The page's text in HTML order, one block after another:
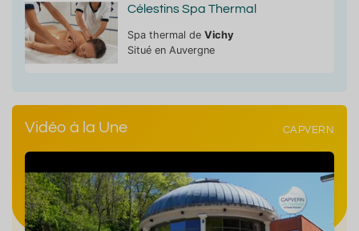
Célestins Spa Thermal
Spa thermal de Vichy
Situé en Auvergne
Vidéo à la Une CAPVERN